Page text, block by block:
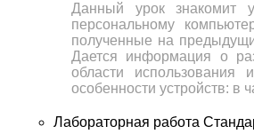
Данный урок знакомит
персональному
полученные на
Дается информация о
области использования
особенности устройств: в
Лабораторная работа